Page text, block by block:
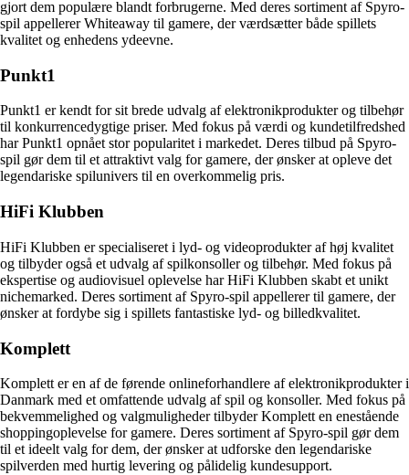
gjort dem populære blandt forbrugerne. Med deres sortiment af Spyro-
spil appellerer Whiteaway til gamere, der værdsætter både spillets
kvalitet og enhedens ydeevne.
Punkt1
Punkt1 er kendt for sit brede udvalg af elektronikprodukter og tilbehør
til konkurrencedygtige priser. Med fokus på værdi og kundetilfredshed
har Punkt1 opnået stor popularitet i markedet. Deres tilbud på Spyro-
spil gør dem til et attraktivt valg for gamere, der ønsker at opleve det
legendariske spilunivers til en overkommelig pris.
HiFi Klubben
HiFi Klubben er specialiseret i lyd- og videoprodukter af høj kvalitet
og tilbyder også et udvalg af spilkonsoller og tilbehør. Med fokus på
ekspertise og audiovisuel oplevelse har HiFi Klubben skabt et unikt
nichemarked. Deres sortiment af Spyro-spil appellerer til gamere, der
ønsker at fordybe sig i spillets fantastiske lyd- og billedkvalitet.
Komplett
Komplett er en af ​​de førende onlineforhandlere af elektronikprodukter i
Danmark med et omfattende udvalg af spil og konsoller. Med fokus på
bekvemmelighed og valgmuligheder tilbyder Komplett en enestående
shoppingoplevelse for gamere. Deres sortiment af Spyro-spil gør dem
til et ideelt valg for dem, der ønsker at udforske den legendariske
spilverden med hurtig levering og pålidelig kundesupport.